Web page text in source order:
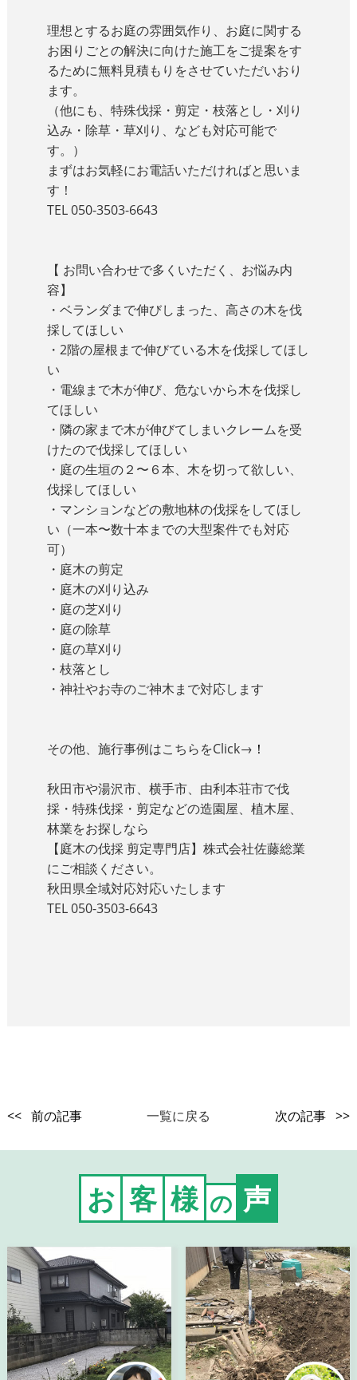
理想とするお庭の雰囲気作り、お庭に関する
お困りごとの解決に向けた施工をご提案をす
るために無料見積もりをさせていただいおり
ます。
（他にも、特殊伐採・剪定・枝落とし・刈り
込み・除草・草刈り、 なども対応可能で
す。）
まずはお気軽にお電話いただければと思いま
す！
TEL050-3503-6643
【 お問い合わせで多くいただく、お悩み内
容】
・ベランダまで伸びしまった、高さの木を伐
採してほしい
・2階の屋根まで伸びている木を伐採してほし
い
・電線まで木が伸び、危ないから木を伐採し
てほしい
・隣の家まで木が伸びてしまいクレームを受
けたので伐採してほしい
・庭の生垣の２〜６本、木を切って欲しい、
伐採してほしい
・マンションなどの敷地林の伐採をしてほし
い（一本〜数十本までの大型案件でも対応
可）
・庭木の剪定
・庭木の刈り込み
・庭の芝刈り
・庭の除草
・庭の草刈り
・枝落とし
・神社やお寺のご神木まで対応します
その他、施行事例はこちらをClick→ ！
秋田市や湯沢市、横手市、由利本荘市で伐
採・特殊伐採・剪定などの造園屋、植木屋、
林業をお探しなら
【庭木の伐採 剪定専門店】株式会社佐藤総業
にご相談ください。
秋田県全域対応対応いたします
TEL050-3503-6643
<< 前の記事 一覧に戻る 次の記事 >>
お 客 様 の 声